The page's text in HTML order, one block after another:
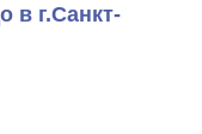
в г.Санкт-